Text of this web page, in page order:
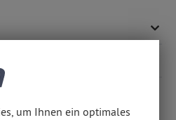
v. m.
in-Hybrid und extra-
um Ihnen ein optimales